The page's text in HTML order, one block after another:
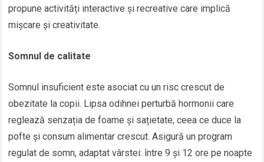
propune activități interactive și recreative care implică
mișcare și creativitate.
Somnul de calitate
Somnul insuficient este asociat cu un risc crescut de
obezitate la copii. Lipsa odihnei perturbă hormonii care
reglează senzația de foame și sațietate, ceea ce duce la
pofte și consum alimentar crescut. Asigură un program
regulat de somn, adaptat vârstei: între 9 și 12 ore pe noapte